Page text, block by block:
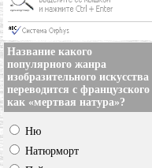
Название какого
популярного жанра
изобразительного искусства
переводится с французского
как «мертвая натура»?
Ню
Натюрморт